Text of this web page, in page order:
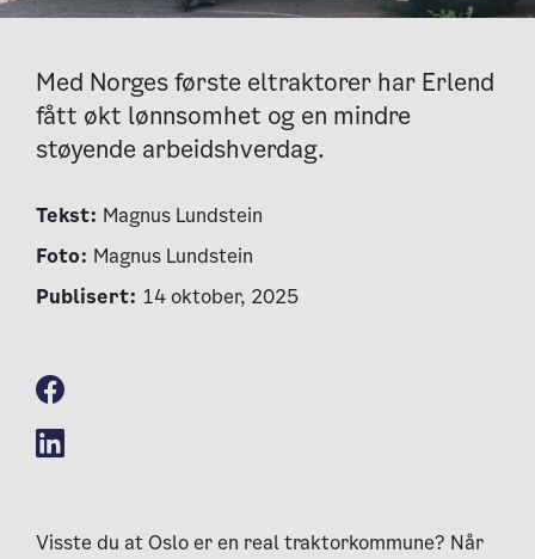
Med Norges første eltraktorer har Erlend
fått økt lønnsomhet og en mindre
støyende arbeidshverdag.
Tekst: Magnus Lundstein
Foto: Magnus Lundstein
Publisert: 14 oktober, 2025
Visste du at Oslo er en real traktorkommune? Når